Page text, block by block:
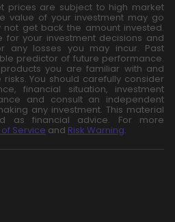
prices are subject to high market
value of your investment may go
get back the amount invested.
for your investment decisions and
any losses you may incur. Past
predictor of future performance.
you are familiar with and
You should carefully consider
financial situation, investment
and consult an independent
any investment. This material
as financial advice. For more
Service and Risk Warning.